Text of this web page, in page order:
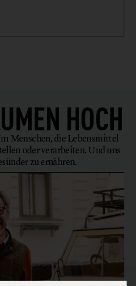
HOCH
Menschen, die Lebensmittel
oder verarbeiten. Und uns
zu ernähren.